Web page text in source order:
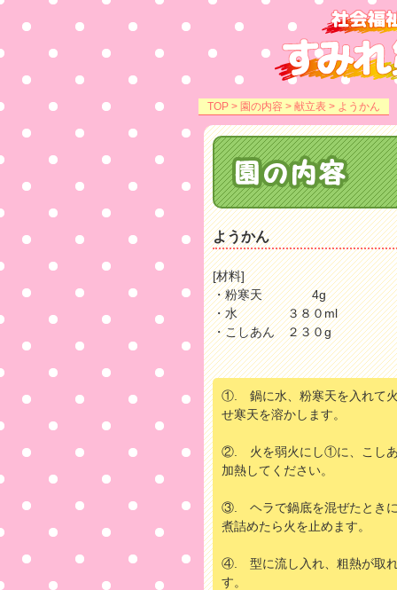
TOP > 園の内容 > 献立表 > ようかん
ようかん
[材料]
・粉寒天 4g
・水 ３８０ml
・こしあん ２３０g
①. 鍋に水、粉寒天を入れて火
せ寒天を溶かします。
②. 火を弱火にし①に、こしあ
加熱してください。
③. ヘラで鍋底を混ぜたときに
煮詰めたら火を止めます。
④. 型に流し入れ、粗熱が取れ
す。